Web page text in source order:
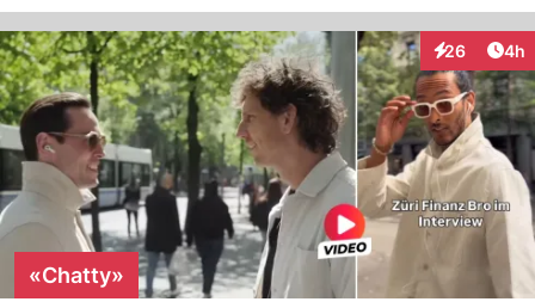
26
Interaktionen
4h
«Chatty»